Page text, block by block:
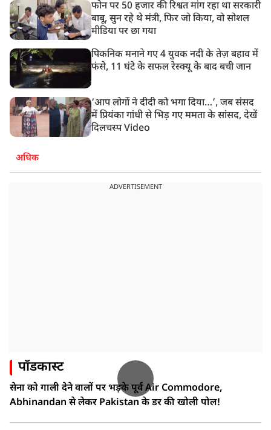
फोन पर 50 हजार की रिश्वत मांग रहा था सरकारी
बाबू, सुन रहे थे मंत्री, फिर जो किया, वो सोशल
मीडिया पर छा गया
पिकनिक मनाने गए 4 युवक नदी के तेज़ बहाव में
फंसे, 11 घंटे के सफल रेस्क्यू के बाद बची जान
‘आप लोगों ने दीदी को भगा दिया…’, जब संसद
में प्रियंका गांधी से भिड़ गए ममता के सांसद, देखें
दिलचस्प Video
अधिक
ADVERTISEMENT
पॉडकास्ट
सेना को गाली देने वालों पर भड़के पूर्व Air Commodore,
Abhinandan से लेकर Pakistan के डर की खोली पोल!